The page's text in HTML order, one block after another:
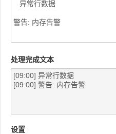
处理完成文本
设置